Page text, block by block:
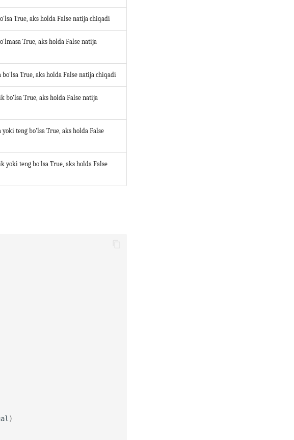
True, aks holda False natija chiqadi
True, aks holda False natija
bo'lsa True, aks holda False natija chiqadi
bo'lsa True, aks holda False natija
yoki teng bo'lsa True, aks holda False
yoki teng bo'lsa True, aks holda False
)